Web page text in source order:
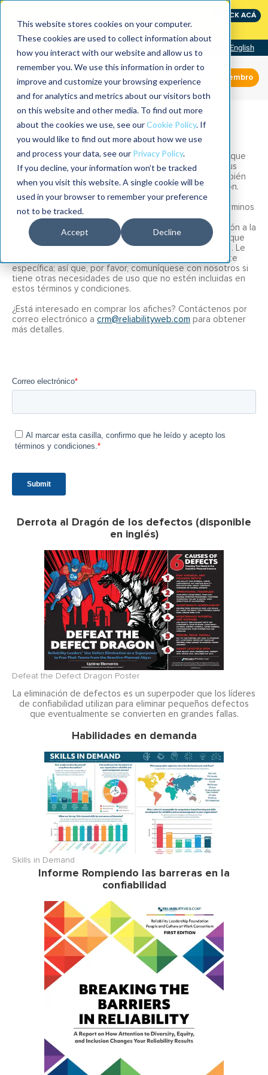
This website stores cookies on your computer.
These cookies are used to collect information about
how you interact with our website and allow us to
remember you. We use this information in order to
improve and customize your browsing experience
and for analytics and metrics about our visitors both
on this website and other media. To find out more
about the cookies we use, see ourCookie Policy. If
you would like to find out more about how we use
and process your data, see our Privacy Policy.
If you decline, your information won’t be tracked
when you visit this website. A single cookie will be
used in your browser to remember your preference
not to be tracked.
Accept Decline
The Speed of Reliability
CLICK ACÁ
English
Miembro
Zona Digital
Nos complace ofrecerle acceso a estos gráficos para que
los use con el fin de obtener apoyo en el avance de sus
programas de confiabilidad y gestión de activos y también
para educar a las partes interesadas de su organización.
Al descargar estos gráficos usted acepta nuestros términos
y condiciones, así que, por favor, tómese el tiempo de
leerlos. Existen formas correctas de usar y dar atribución a la
propiedad intelectual que aquí ofrecemos y sabemos que
los líderes en confiabilidad seguirán estas indicaciones. Le
autorizamos el uso de estos gráficos de forma bastante
específica; así que, por favor, comuníquese con nosotros si
tiene otras necesidades de uso que no estén incluidas en
estos términos y condiciones.
¿Está interesado en comprar los afiches? Contáctenos por
correo electrónico a crm@reliabilityweb.com para obtener
más detalles.
Derrota al Dragón de los defectos (disponible
en inglés)
Defeat the Defect Dragon Poster
La eliminación de defectos es un superpoder que los líderes
de confiabilidad utilizan para eliminar pequeños defectos
que eventualmente se convierten en grandes fallas.
Habilidades en demanda
Skills in Demand
Informe Rompiendo las barreras en la
confiabilidad